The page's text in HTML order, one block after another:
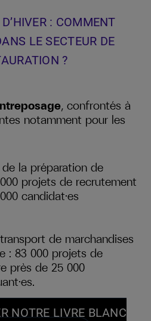
: COMMENT
LE SECTEUR DE
?
, confrontés à
notamment pour les
la préparation de
projets de recrutement
candidat·es
de marchandises
: 83 000 projets de
près de 25 000
NOTRE LIVRE BLANC